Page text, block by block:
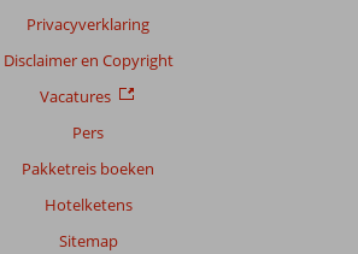
Privacyverklaring
Disclaimer en Copyright
Vacatures
Pers
Pakketreis boeken
Hotelketens
Sitemap